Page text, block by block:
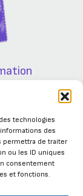
technologies
des
permettra de traiter
ou les ID uniques
consentement
et fonctions.